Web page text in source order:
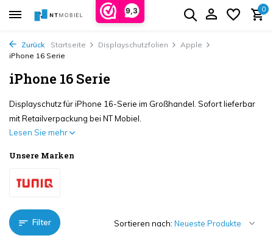
9,3 0
Zurück Startseite Displayschutzfolien
Apple
iPhone 16 Serie
iPhone 16 Serie
Displayschutz für iPhone 16-Serie im Großhandel. Sofort lieferbar
mit Retailverpackung bei NT Mobiel.
Lesen Sie mehr
Unsere Marken
Filter Sortieren nach: